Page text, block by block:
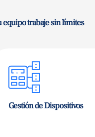
equipo trabaje sin límites
Gestión de Dispositivos